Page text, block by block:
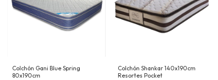
Colchón Gani Blue Spring
80x190cm
Colchón Shankar 140x190cm
Resortes Pocket